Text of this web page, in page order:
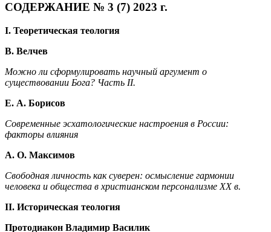
СОДЕРЖАНИЕ № 3 (7) 2023 г.
I. Теоретическая теология
В. Велчев
Можно ли сформулировать научный аргумент о
существовании Бога? Часть II.
Е. А. Борисов
Современные эсхатологические настроения в России:
факторы влияния
А. О. Максимов
Свободная личность как суверен: осмысление гармонии
человека и общества в христианском персонализме XX в.
II. Историческая теология
Протодиакон Владимир Василик